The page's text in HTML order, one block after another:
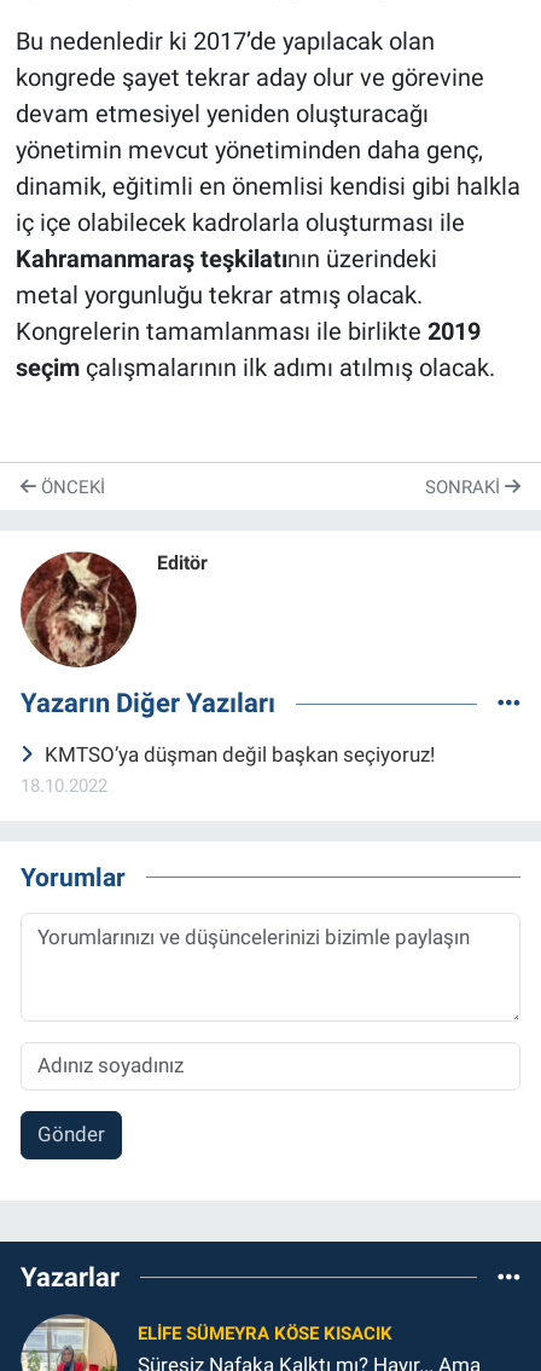
Bu nedenledir ki 2017’de yapılacak olan
kongrede şayet tekrar aday olur ve görevine
devam etmesiyel yeniden oluşturacağı
yönetimin mevcut yönetiminden daha genç,
dinamik, eğitimli en önemlisi kendisi gibi halkla
iç içe olabilecek kadrolarla oluşturması ile
Kahramanmaraş teşkilatının üzerindeki
metal yorgunluğu tekrar atmış olacak.
Kongrelerin tamamlanması ile birlikte 2019
seçimçalışmalarının ilk adımı atılmış olacak.
ÖNCEKI SONRAKI
Editör
Yazarın Diğer Yazıları
KMTSO’ya düşman değil başkan seçiyoruz!
18.10.2022
Yorumlar
Gönder
Yazarlar
ELIFE SÜMEYRA KÖSE KISACIK
Süresiz Nafaka Kalktı mı? Hayır... Ama